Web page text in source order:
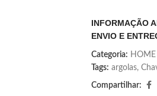
INFORMAÇÃO
ENVIO E
Categoria: HOME
Tags: argolas,
Compartilhar: